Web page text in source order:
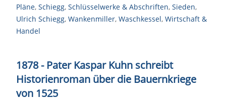
Pläne, Schiegg, Schlüsselwerke & Abschriften, Sieden,
Ulrich Schiegg, Wankenmiller, Waschkessel, Wirtschaft &
Handel
1878 - Pater Kaspar Kuhn schreibt
Historienroman über die Bauernkriege
von 1525